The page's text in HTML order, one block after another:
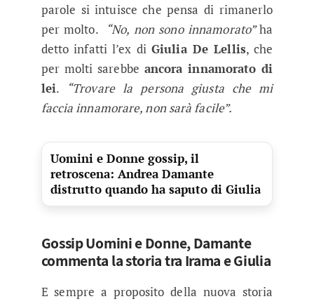
parole si intuisce che pensa di rimanerlo
per molto.
“No, non sono innamorato”ha
detto infatti l’ex diGiulia De Lellis, che
per molti sarebbe ancora innamorato di
lei. “Trovare la persona giusta che mi
faccia innamorare, non sarà facile”.
Uomini e Donne gossip, il
retroscena: Andrea Damante
distrutto quando ha saputo di Giulia
Gossip Uomini e Donne, Damante
commenta la storia tra Irama e Giulia
E sempre a proposito della nuova storia